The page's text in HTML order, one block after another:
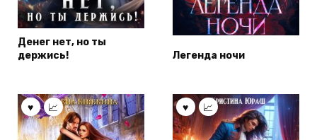
Денег нет, но ты
держись!
Легенда ночи